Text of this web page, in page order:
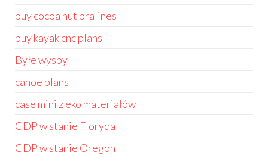
buy cocoa nut pralines
buy kayak cnc plans
Byłe wyspy
canoe plans
case mini z eko materiałów
CDP w stanie Floryda
CDP w stanie Oregon